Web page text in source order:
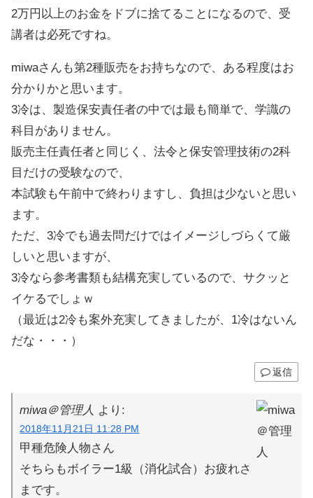
2万円以上のお金をドブに捨てることになるので、受
講者は必死ですね。
miwaさんも第2種販売をお持ちなので、ある程度はお
分かりかと思います。
3冷は、製造保安責任者の中では最も簡単で、学識の
科目がありません。
販売主任責任者と同じく、法令と保安管理技術の2科
目だけの受験なので、
本試験も午前中で終わりますし、負担は少ないと思い
ます。
ただ、3冷でも過去問だけではイメージしづらくて厳
しいと思いますが、
3冷なら参考書類も結構充実しているので、サクッと
イケるでしょｗ
（最近は2冷も案外充実してきましたが、1冷はないん
だな・・・）
返信
miwa＠管理人 より:
2018年11月21日 11:28 PM
甲種危険人物さん
そちらもボイラー1級（消化試合）お疲れさ
まです。